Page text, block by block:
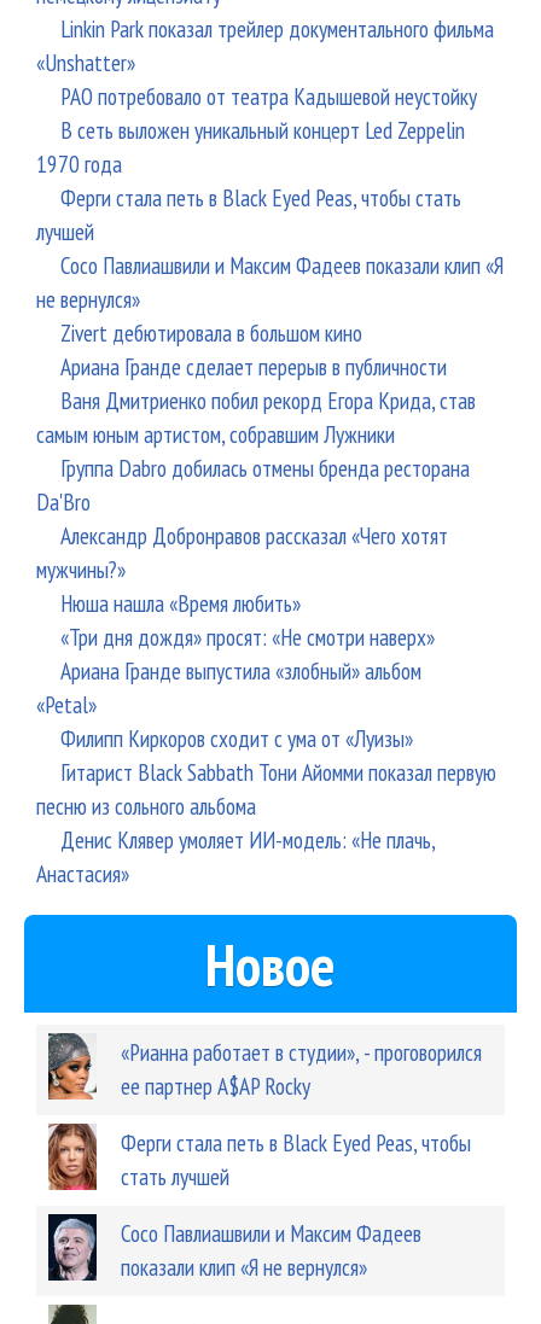
Linkin Park показал трейлер документального фильма
«Unshatter»
РАО потребовало от театра Кадышевой неустойку
В сеть выложен уникальный концерт Led Zeppelin
1970 года
Ферги стала петь в Black Eyed Peas, чтобы стать
лучшей
Сосо Павлиашвили и Максим Фадеев показали клип «Я
не вернулся»
Zivert дебютировала в большом кино
Ариана Гранде сделает перерыв в публичности
Ваня Дмитриенко побил рекорд Егора Крида, став
самым юным артистом, собравшим Лужники
Группа Dabro добилась отмены бренда ресторана
Da'Bro
Александр Добронравов рассказал «Чего хотят
мужчины?»
Нюша нашла «Время любить»
«Три дня дождя» просят: «Не смотри наверх»
Ариана Гранде выпустила «злобный» альбом
«Petal»
Филипп Киркоров сходит с ума от «Луизы»
Гитарист Black Sabbath Тони Айомми показал первую
песню из сольного альбома
Денис Клявер умоляет ИИ-модель: «Не плачь,
Анастасия»
Новое
«Рианна работает в студии», - проговорился
ее партнер A$AP Rocky
Ферги стала петь в Black Eyed Peas, чтобы
стать лучшей
Сосо Павлиашвили и Максим Фадеев
показали клип «Я не вернулся»